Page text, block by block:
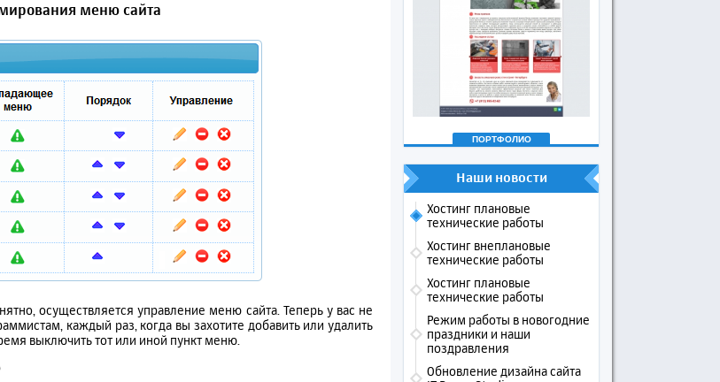
меню сайта
осуществляется управление меню сайта. Теперь у вас не
каждый раз, когда вы захотите добавить или удалить
выключить тот или иной пункт меню.
ПОРТФОЛИО
Наши новости
Хостинг плановые
технические работы
Хостинг внеплановые
технические работы
Хостинг плановые
технические работы
Режим работы в новогодние
праздники и наши
поздравления
Обновление дизайна сайта